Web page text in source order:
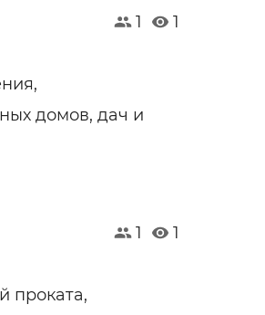
1 1
домов, дач и
1 1
проката,